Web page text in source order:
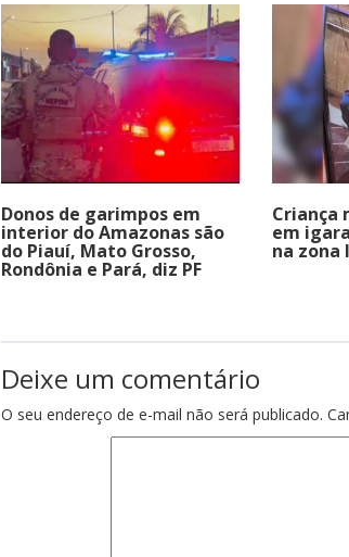
Donos de garimpos em
interior do Amazonas são
do Piauí, Mato Grosso,
Rondônia e Pará, diz PF
Criança
em
na zona
Deixe um comentário
O seu endereço de e-mail não será publicado.